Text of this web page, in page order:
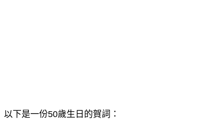
以下是一份50歲生日的賀詞：